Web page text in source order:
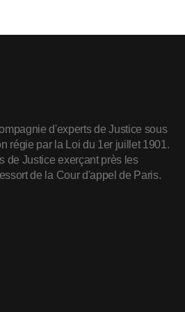
d'experts de Justice sous
régie par la Loi du 1er juillet 1901.
de Justice exerçant près les
de la Cour d'appel de Paris.